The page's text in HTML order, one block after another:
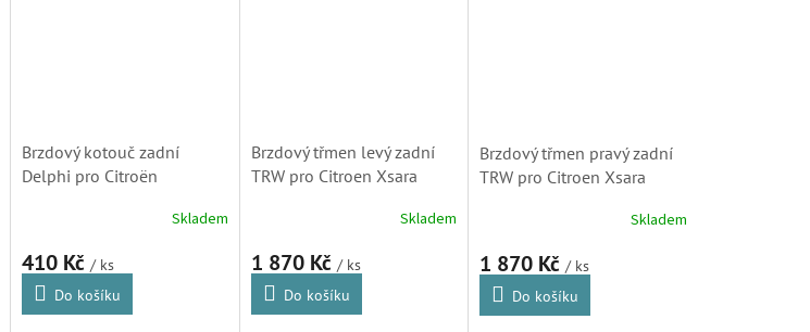
Brzdový kotouč zadní
Delphi pro Citroën
a Xsara Picasso (BG3653)
Skladem
410 Kč / ks
Do košíku
Brzdový třmen levý zadní
TRW pro Citroen Xsara
Partner, 4400R2, BHZ622)
Skladem
1 870 Kč / ks
Do košíku
Brzdový třmen pravý zadní
TRW pro Citroen Xsara
Partner, 4400R3, BHZ623)
Skladem
1 870 Kč/ ks
Do košíku